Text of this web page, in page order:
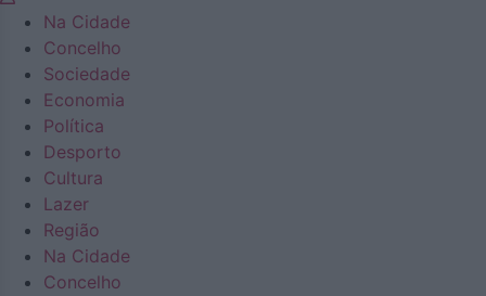
Na Cidade
Concelho
Sociedade
Economia
Política
Desporto
Cultura
Lazer
Região
Na Cidade
Concelho